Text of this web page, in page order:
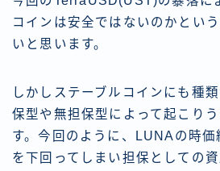
コインは安全ではないのかとい
いと思います。
しかしステーブルコインにも種
保型や無担保型によって起こり
す。今回のように、LUNAの時
を下回ってしまい担保としての